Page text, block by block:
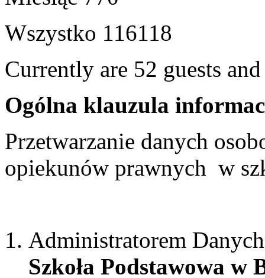
Wszystko 116118
Currently are 52 guests
Ogólna klauzula
Przetwarzanie danych
opiekunów prawnych w
Administratorem
Szkoła Podstawowa